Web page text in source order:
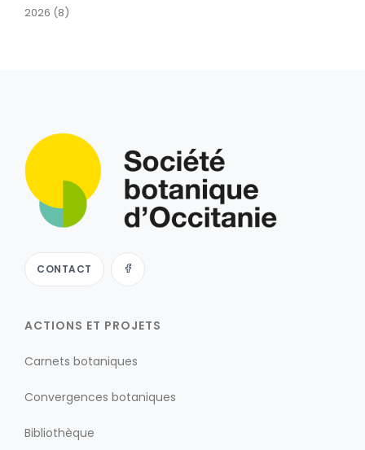
2026 (8)
CONTACT
ACTIONS ET PROJETS
Carnets botaniques
Convergences botaniques
Bibliothèque